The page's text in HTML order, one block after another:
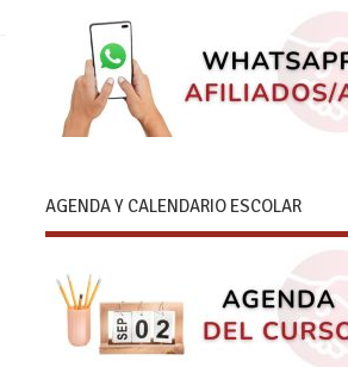
AGENDA Y CALENDARIO ESCOLAR